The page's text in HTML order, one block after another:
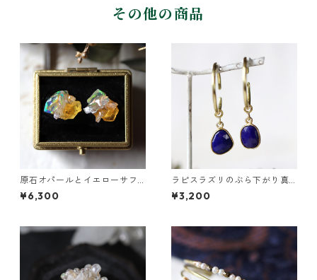
その他の商品
原石オパールとイエローサフ
ァイアのプチピアス
¥6,300
ラピスラズリのぶら下がり真
鍮イヤーカフ
¥3,200